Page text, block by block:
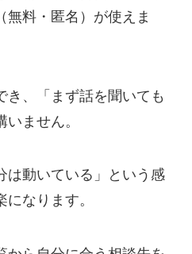
（無料・匿名）が使えま
き、「まず話を聞いても
ません。
は動いている」という感
なります。